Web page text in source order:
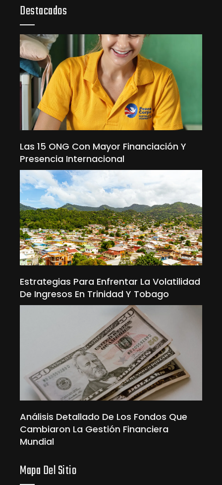
Destacados
Las 15 ONG Con Mayor Financiación Y
Presencia Internacional
Estrategias Para Enfrentar La Volatilidad
De Ingresos En Trinidad Y Tobago
Análisis Detallado De Los Fondos Que
Cambiaron La Gestión Financiera
Mundial
Mapa Del Sitio